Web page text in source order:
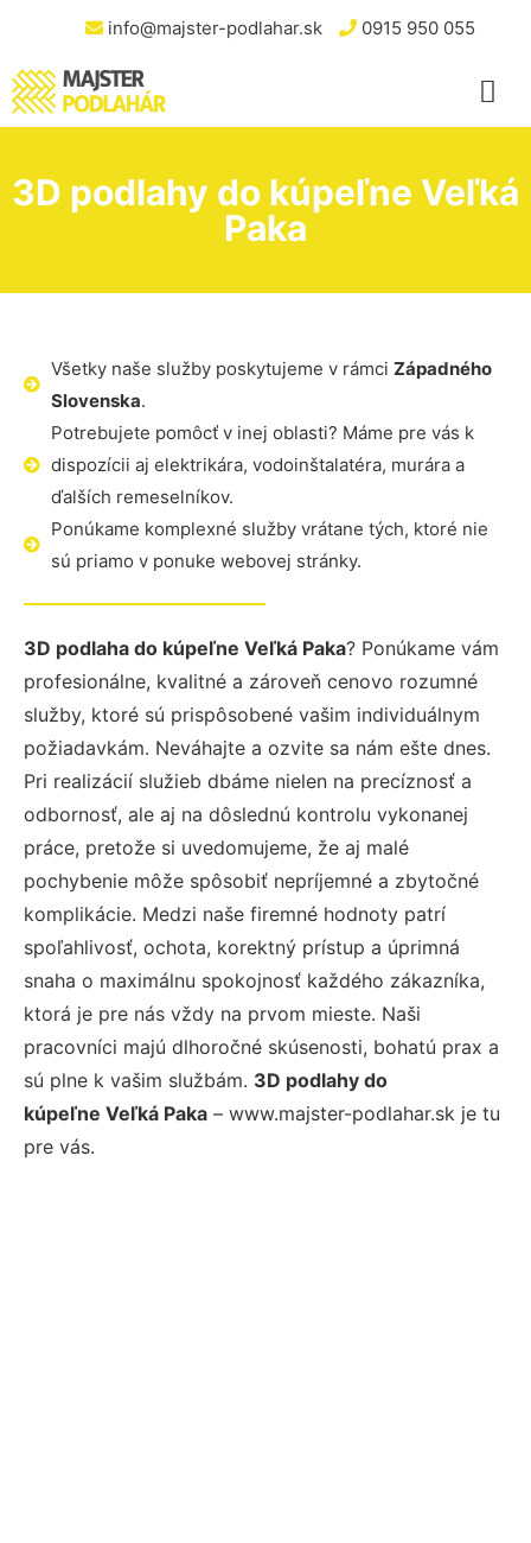
info@majster-podlahar.sk 0915 950 055
3D podlahy do kúpeľne Veľká
Paka
Všetky naše služby poskytujeme v rámci Západného
Slovenska.
Potrebujete pomôcť v inej oblasti? Máme pre vás k
dispozícii aj elektrikára, vodoinštalatéra, murára a
ďalších remeselníkov.
Ponúkame komplexné služby vrátane tých, ktoré nie
sú priamo v ponuke webovej stránky.
3D podlaha do kúpeľne Veľká Paka? Ponúkame vám
profesionálne, kvalitné a zároveň cenovo rozumné
služby, ktoré sú prispôsobené vašim individuálnym
požiadavkám. Neváhajte a ozvite sa nám ešte dnes.
Pri realizácií služieb dbáme nielen na precíznosť a
odbornosť, ale aj na dôslednú kontrolu vykonanej
práce, pretože si uvedomujeme, že aj malé
pochybenie môže spôsobiť nepríjemné a zbytočné
komplikácie. Medzi naše firemné hodnoty patrí
spoľahlivosť, ochota, korektný prístup a úprimná
snaha o maximálnu spokojnosť každého zákazníka,
ktorá je pre nás vždy na prvom mieste. Naši
pracovníci majú dlhoročné skúsenosti, bohatú prax a
sú plne k vašim službám. 3D podlahy do
kúpeľne Veľká Paka – www.majster-podlahar.sk je tu
pre vás.